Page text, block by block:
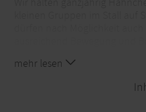
Hof die dann auch im Auslauf
Verhalten ausleben dürfen
mehr lesen